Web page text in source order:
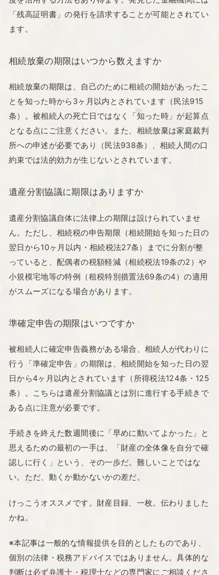
「残高証明書」の発行を請求することが可能とされてい
ます。
相続放棄の期限はいつから数えますか
相続放棄の期限は、自己のために相続の開始があったこ
とを知った時から3ヶ月以内とされています（民法915
条）。被相続人の死亡日ではなく「知った時」が起算点
となる点にご注意ください。また、相続放棄は家庭裁判
所への申述が必要であり（民法938条）、相続人間の口
約束では法的効力が生じないとされています。
遺産分割協議に期限はありますか
遺産分割協議自体に法律上の期限は設けられていませ
ん。ただし、相続税の申告期限（相続開始を知った日の
翌日から10ヶ月以内・相続税法27条）までに分割が整
っていると、配偶者の税額軽減（相続税法19条の2）や
小規模宅地等の特例（租税特別措置法69条の4）の適用
がスムーズになる場合があります。
準確定申告の期限はいつですか
被相続人に確定申告義務がある場合、相続人が代わりに
行う「準確定申告」の期限は、相続開始を知った日の翌
日から4ヶ月以内とされています（所得税法124条・125
条）。こちらは遺産分割協議とは別に進行する手続きで
ある点に注意が必要です。
手続きを終えた数週間後に「早めに動いてよかった」と
思えるための最初の一手は、「財産の全体像を自分で確
認しに行く」という、その一歩だ。難しいことではな
い。ただ、動くか動かないかの差だ。
けっこうオススメです。財産目録、一枚。伝わりました
かね。
※本記事は一般的な情報提供を目的としたものであり、
個別の法律・税務アドバイスではありません。具体的な
判断は必ず弁護士・税理士などの専門家にご相談くださ